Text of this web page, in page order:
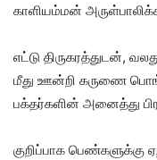
காளியம்மன்
எட்டு திருகரத்துடன்,
மீது ஊன்றி கருணை
பக்தர்களின் அனைத்து
குறிப்பாக பெண்களுக்கு